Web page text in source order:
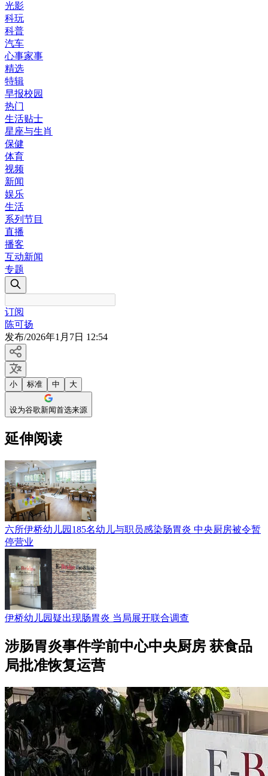
光影
科玩
科普
汽车
心事家事
精选
特辑
早报校园
热门
生活贴士
星座与生肖
保健
体育
视频
新闻
娱乐
生活
系列节目
直播
播客
互动新闻
专题
订阅
陈可扬
发布/2026年1月7日 12:54
小 标准 中 大
设为谷歌新闻首选来源
延伸阅读
六所伊桥幼儿园185名幼儿与职员感染肠胃炎 中央厨房被令暂
停营业
伊桥幼儿园疑出现肠胃炎 当局展开联合调查
涉肠胃炎事件学前中心中央厨房 获食品
局批准恢复运营